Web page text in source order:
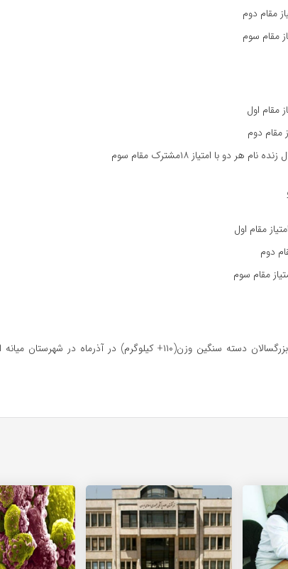
گفتنی است؛ مسابقات بزرگسالان دسته سنگین وزن(۱۱۰+ کیلوگرم) در آذرماه در